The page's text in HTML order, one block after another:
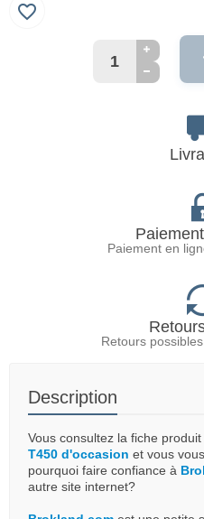
favorite_border
Paiement en
Retours
Description
Vous consultez la fiche produit
T450 d'occasion et vous
pourquoi faire confiance à
autre site internet?